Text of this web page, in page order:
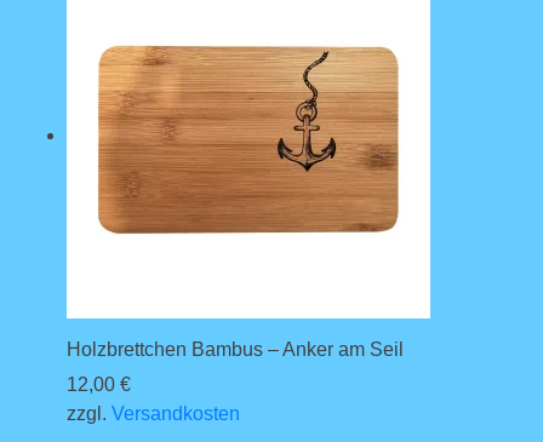
Holzbrettchen Bambus – Anker am Seil
12,00 €
zzgl. Versandkosten